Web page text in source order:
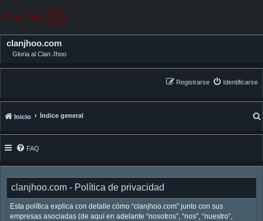
clanjhoo.com
Gloria al Clan Jhoo
Identificarse
Registrarse
Inicio Índice general
FAQ
clanjhoo.com - Política de privacidad
Esta política explica con detalle cómo “clanjhoo.com” junto con sus
empresas asociadas (de aquí en adelante “nosotros”, “nos”, “nuestro”,